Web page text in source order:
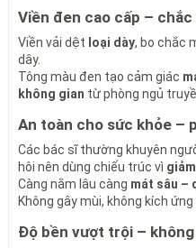
Thấm hút mồ hôi tốt, nằm lâu
Người lớn tuổi, người bị đau
chiếu trúc sẽdễ chịu hơn
Vật liệu hoàn toàn tự nhiên,
quản. Trẻ em – người già –
tâm.
Phù hợp với mọi
3. Không Mối Mọt –
Cao
Chiếu trúc Lan Lanđược xử lý
Phơi – sấy chuẩn
để loại bỏ
Không dùng hóa chất độc hại
Viền đen cao cấp –
Viền vải dệt loại dày, bo chắc
dây.
Tông màu đen tạo cảm giác
không gian từ phòng ngủ
An toàn cho sức khỏe –
Các bác sĩ thường khuyên
hôi nên dùng chiếu trúc vì
Càng nằm lâu càng mát sâu –
Không gây mùi, không kích ứng
Độ bền vượt trội –